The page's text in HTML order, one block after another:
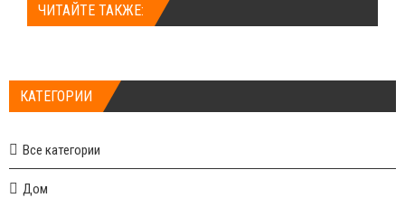
ЧИТАЙТЕ ТАКЖЕ:
КАТЕГОРИИ
Все категории
Дом